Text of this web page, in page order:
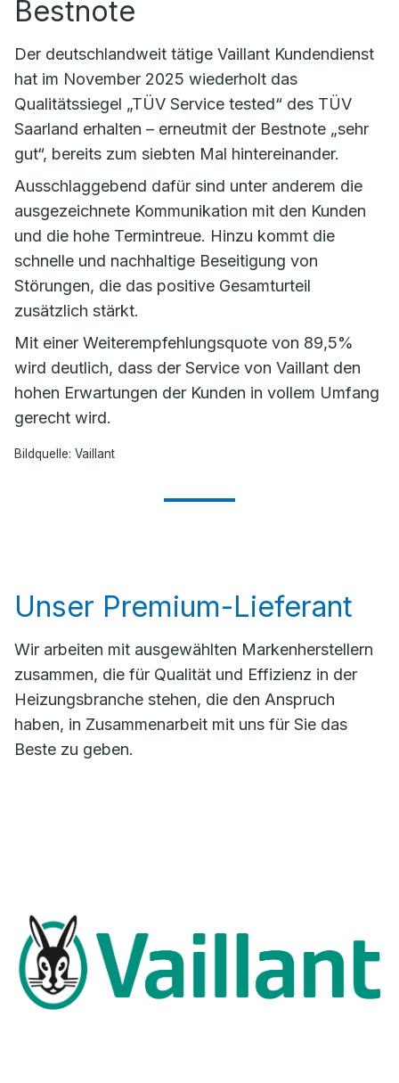
Bestnote
Der deutschlandweit tätige Vaillant Kundendienst
hat im November 2025 wiederholt das
Qualitätssiegel „TÜV Service tested“ des TÜV
Saarland erhalten – erneutmit der Bestnote „sehr
gut“, bereits zum siebten Mal hintereinander.
Ausschlaggebend dafür sind unter anderem die
ausgezeichnete Kommunikation mit den Kunden
und die hohe Termintreue. Hinzu kommt die
schnelle und nachhaltige Beseitigung von
Störungen, die das positive Gesamturteil
zusätzlich stärkt.
Mit einer Weiterempfehlungsquote von 89,5%
wird deutlich, dass der Service von Vaillant den
hohen Erwartungen der Kunden in vollem Umfang
gerecht wird.
Bildquelle: Vaillant
Unser Premium-Lieferant
Wir arbeiten mit ausgewählten Markenherstellern
zusammen, die für Qualität und Effizienz in der
Heizungsbranche stehen, die den Anspruch
haben, in Zusammenarbeit mit uns für Sie das
Beste zu geben.